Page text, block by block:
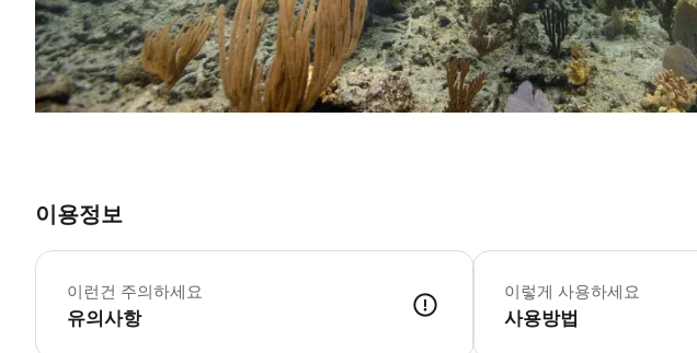
이용정보
이런건 주의하세요
유의사항
이렇게 사용하세요
사용방법